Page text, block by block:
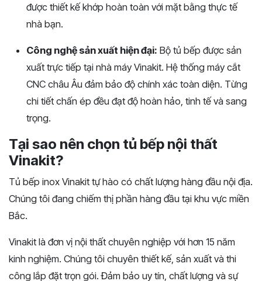
được thiết kế khớp hoàn toàn với mặt bằng thực tế
nhà bạn.
Công nghệ sản xuất hiện đại: Bộ tủ bếp được sản
xuất trực tiếp tại nhà máy Vinakit. Hệ thống máy cắt
CNC châu Âu đảm bảo độ chính xác toàn diện. Từng
chi tiết chấn ép đều đạt độ hoàn hảo, tinh tế và sang
trọng.
Tại sao nên chọn tủ bếp nội thất
Vinakit?
Tủ bếp inox Vinakit tự hào có chất lượng hàng đầu nội địa.
Chúng tôi đang chiếm thị phần hàng đầu tại khu vực miền
Bắc.
Vinakit là đơn vị nội thất chuyên nghiệp với hơn 15 năm
kinh nghiệm. Chúng tôi chuyên thiết kế, sản xuất và thi
công lắp đặt trọn gói. Đảm bảo uy tín, chất lượng và sự